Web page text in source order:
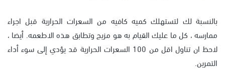
بالنسبة لك لتستهلك كميه كافيه من السعرات الحرارية قبل اجراء
ممارسه ، كل ما عليك القيام به هو مزيج وتطابق هذه الاطعمه. أيضا ،
لاحظ ان تناول اقل من 100 السعرات الحرارية قد يؤدي إلى سوء أداء
التمرين.